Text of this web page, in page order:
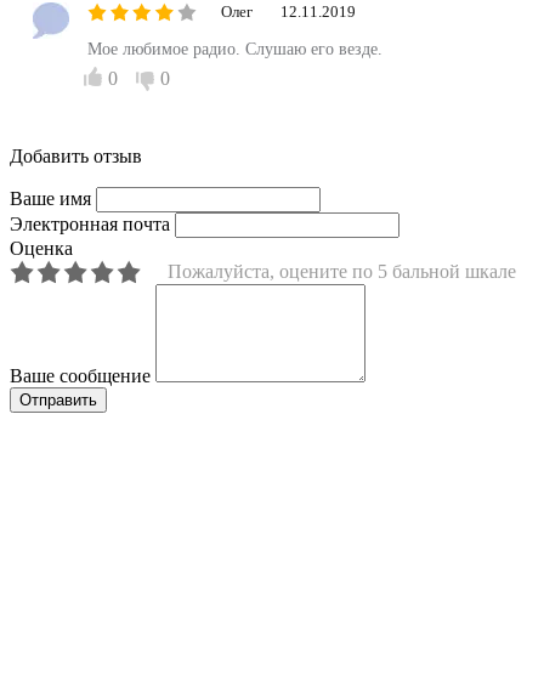
Олег 12.11.2019
Мое любимое радио. Слушаю его везде.
0 0
Добавить отзыв
Ваше имя
Электронная почта
Оценка
Пожалуйста, оцените по 5 бальной шкале
Ваше сообщение